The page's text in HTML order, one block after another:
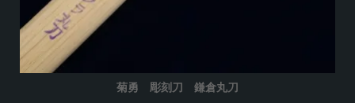
菊勇 彫刻刀 鎌倉丸刀